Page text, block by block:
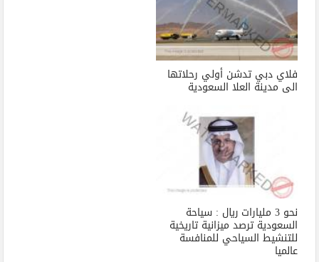
فلاي دبي تدشن أولي رحلاتها
الى مدينة العلا السعودية
نحو 3 مليارات ريال : سياحة
السعودية ترصد ميزانية تاريخية
للتنشيط السياحي للمنافسة
عالميا